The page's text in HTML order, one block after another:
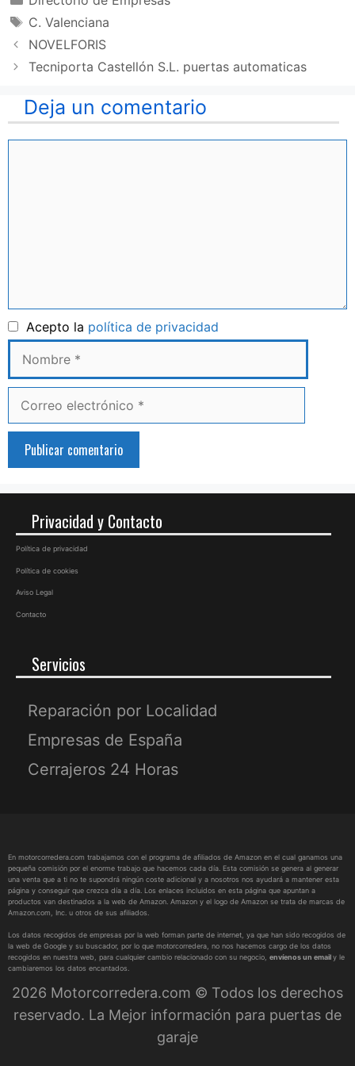
Etiquetas
C. Valenciana
NOVELFORIS
Tecniporta Castellón S.L. puertas automaticas
Deja un comentario
Acepto la política de privacidad
Privacidad y Contacto
Política de privacidad
Política de cookies
Aviso Legal
Contacto
Servicios
Reparación por Localidad
Empresas de España
Cerrajeros 24 Horas
En motorcorredera.com trabajamos con el programa de afiliados de Amazon en el cual ganamos una
pequeña comisión por el enorme trabajo que hacemos cada día. Esta comisión se genera al generar
una venta que a ti no te supondrá ningún coste adicional y a nosotros nos ayudará a mantener esta
página y conseguir que crezca día a día. Los enlaces incluidos en esta página que apuntan a
productos van destinados a la web de Amazon. Amazon y el logo de Amazon se trata de marcas de
Amazon.com, Inc. u otros de sus afiliados.
Los datos recogidos de empresas por la web forman parte de internet, ya que han sido recogidos de
la web de Google y su buscador, por lo que motorcorredera, no nos hacemos cargo de los datos
recogidos en nuestra web, para cualquier cambio relacionado con su negocio, envíenos un emaily le
cambiaremos los datos encantados.
2026 Motorcorredera.com © Todos los derechos
reservado. La Mejor información para puertas de
garaje